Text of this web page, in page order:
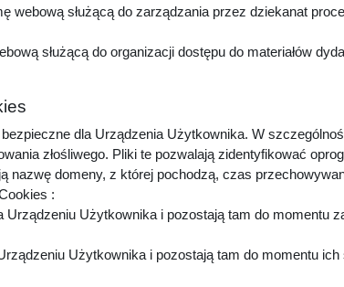
webową służącą do zarządzania przez dziekanat
służącą do organizacji dostępu do materiałów
dla Urządzenia Użytkownika. W
złośliwego. Pliki te pozwalają zidentyfikować
nazwę domeny, z której pochodzą, czas
:
Użytkownika i pozostają tam do momentu
Użytkownika i pozostają tam do momentu